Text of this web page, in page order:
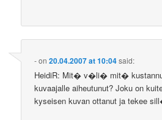
-on20.04.2007 at 10:04said:
HeidiR: Mit� v�li� mit�
kuvaajalle aiheutunut? Joku on
kyseisen kuvan ottanut ja tekee